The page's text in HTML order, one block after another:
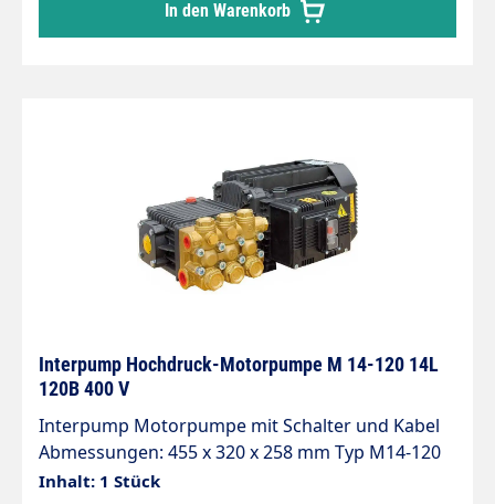
In den Warenkorb
Interpump Hochdruck-Motorpumpe M 14-120 14L
120B 400 V
Interpump Motorpumpe mit Schalter und Kabel
Abmessungen: 455 x 320 x 258 mm Typ M14-120
Arbeitsdruck 120bar Literleistung 14L/min
Inhalt: 1 Stück